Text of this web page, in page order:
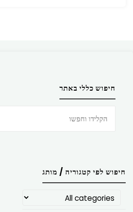
חיפוש כללי באתר
חיפוש לפי קטגוריה / מותג